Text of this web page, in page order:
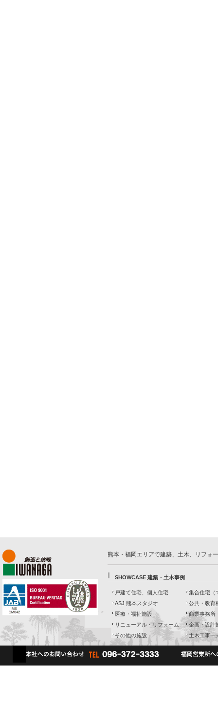
熊本・福岡エリアで建築、土木、リフォ
SHOWCASE 建築・土木事例
戸建て住宅、個人住宅
ASJ 熊本スタジオ
医療・福祉施設
リニューアル・リフォーム
その他の施設
集合住宅（
公共・教育
商業事務所
企画・設計
土木工事一